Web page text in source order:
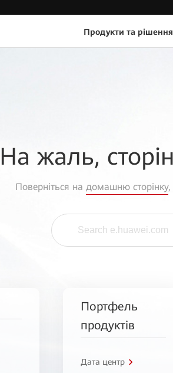
Продукти та рішення
На жаль,
Поверніться на домашню сторінку,
Портфель
продуктів
Дата центр